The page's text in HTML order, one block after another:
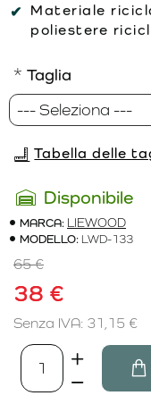
Materiale
poliestere
Disponibile
MARCA: LIEWOOD
MODELLO: LWD-133
38 €
65 €
Senza IVA: 31,15 €
Taglia
Tabella delle